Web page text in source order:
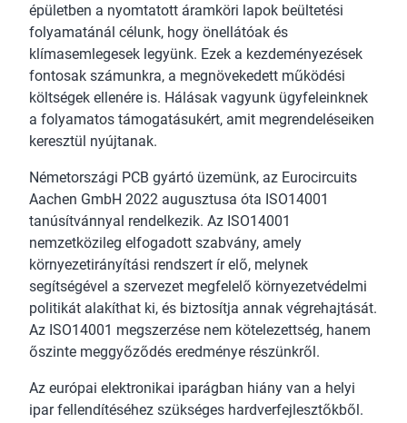
épületben a nyomtatott áramköri lapok beültetési
folyamatánál célunk, hogy önellátóak és
klímasemlegesek legyünk. Ezek a kezdeményezések
fontosak számunkra, a megnövekedett működési
költségek ellenére is. Hálásak vagyunk ügyfeleinknek
a folyamatos támogatásukért, amit megrendeléseiken
keresztül nyújtanak.
Németországi PCB gyártó üzemünk, az Eurocircuits
Aachen GmbH 2022 augusztusa óta ISO14001
tanúsítvánnyal rendelkezik. Az ISO14001
nemzetközileg elfogadott szabvány, amely
környezetirányítási rendszert ír elő, melynek
segítségével a szervezet megfelelő környezetvédelmi
politikát alakíthat ki, és biztosítja annak végrehajtását.
Az ISO14001 megszerzése nem kötelezettség, hanem
őszinte meggyőződés eredménye részünkről.
Az európai elektronikai iparágban hiány van a helyi
ipar fellendítéséhez szükséges hardverfejlesztőkből.